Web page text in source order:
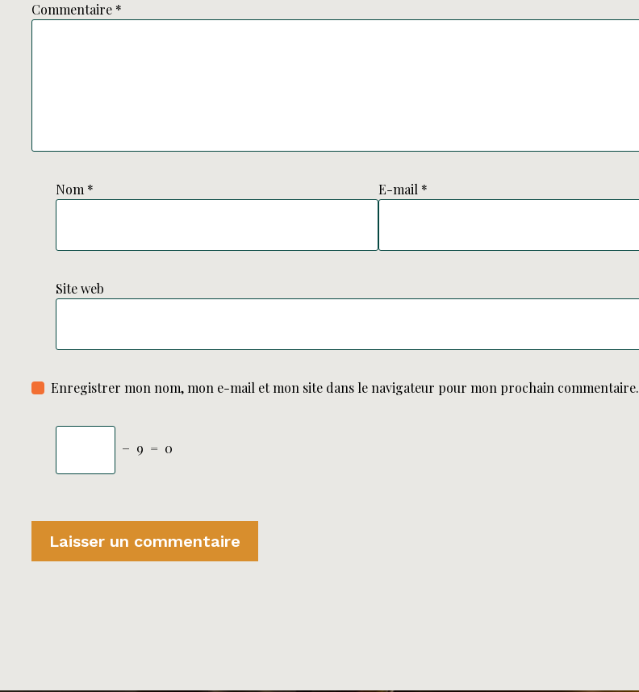
Commentaire *
Nom * E-mail *
Site web
Enregistrer mon nom, mon e-mail et mon site dans le navigateur pour mon prochain commentaire.
− 9 = 0